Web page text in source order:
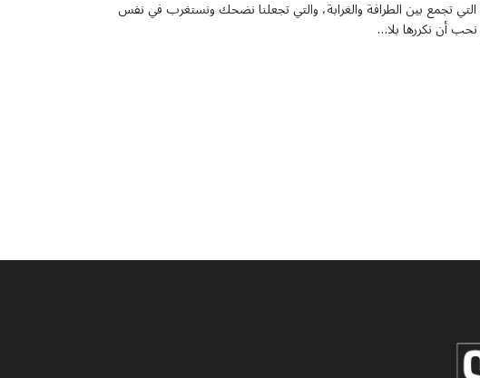
تجمع بين الطرافة والغرابة، والتي تجعلنا نضحك ونستغرب في نفس
أن نكررها بلا…